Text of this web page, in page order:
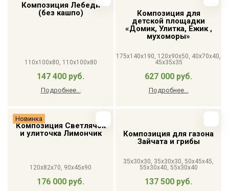
Композиция Лебеди
(без кашпо)
110x100x80, 110x100x80
147 400 руб.
Подробнее...
Композиция для
детской площадки
«Домик, Улитка, Ежик ,
мухоморы»
175x140x190, 120x90x50, 40x70x40,
45x35x35
627 000 руб.
Подробнее...
Новинка
Композиция Светлячок
и улиточка Лимончик
120x82x70, 90x45x90
176 000 руб.
Композиция для газона
Зайчата и грибы
35x30x30, 35x30x30, 50x45x45,
55x30x40, 55x30x40
137 500 руб.